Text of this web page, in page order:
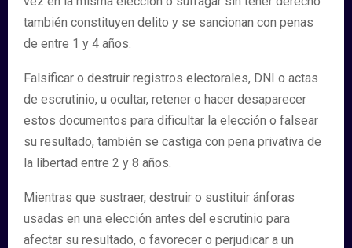
también constituyen delito y se sancionan con penas
de entre 1 y 4 años.
Falsificar o destruir registros electorales, DNI o actas
de escrutinio, u ocultar, retener o hacer desaparecer
estos documentos para dificultar la elección o falsear
su resultado, también se castiga con pena privativa de
la libertad entre 2 y 8 años.
Mientras que sustraer, destruir o sustituir ánforas
usadas en una elección antes del escrutinio para
afectar su resultado, o favorecer o perjudicar a un